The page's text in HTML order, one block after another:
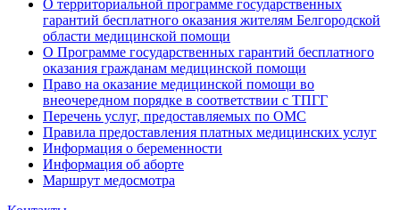
О территориальной программе государственных
гарантий бесплатного оказания жителям Белгородской
области медицинской помощи
О Программе государственных гарантий бесплатного
оказания гражданам медицинской помощи
Право на оказание медицинской помощи во
внеочередном порядке в соответствии с ТПГГ
Перечень услуг, предоставляемых по ОМС
Правила предоставления платных медицинских услуг
Информация о беременности
Информация об аборте
Маршрут медосмотра